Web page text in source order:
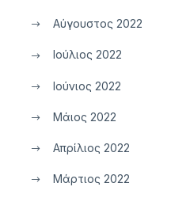
Αύγουστος 2022
Ιούλιος 2022
Ιούνιος 2022
Μάιος 2022
Απρίλιος 2022
Μάρτιος 2022